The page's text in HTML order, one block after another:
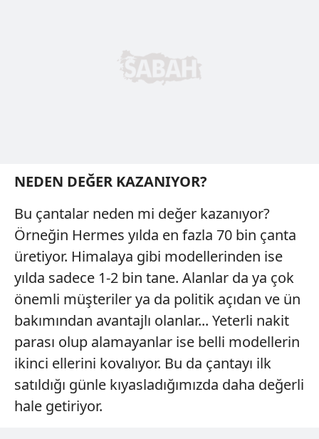
NEDEN DEĞER KAZANIYOR?
Bu çantalar neden mi değer kazanıyor?
Örneğin Hermes yılda en fazla 70 bin çanta
üretiyor. Himalaya gibi modellerinden ise
yılda sadece 1-2 bin tane. Alanlar da ya çok
önemli müşteriler ya da politik açıdan ve ün
bakımından avantajlı olanlar... Yeterli nakit
parası olup alamayanlar ise belli modellerin
ikinci ellerini kovalıyor. Bu da çantayı ilk
satıldığı günle kıyasladığımızda daha değerli
hale getiriyor.